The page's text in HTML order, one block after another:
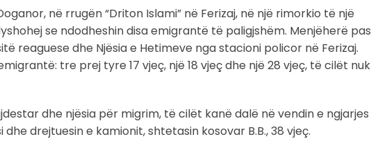
në rrugën “Driton Islami” në Ferizaj, në një rimorkio të një
se ndodheshin disa emigrantë të paligjshëm. Menjëherë pas
reaguese dhe Njësia e Hetimeve nga stacioni policor në Ferizaj.
tre prej tyre 17 vjeç, një 18 vjeç dhe një 28 vjeç, të cilët nuk
dhe njësia për migrim, të cilët kanë dalë në vendin e ngjarjes
drejtuesin e kamionit, shtetasin kosovar B.B., 38 vjeç.